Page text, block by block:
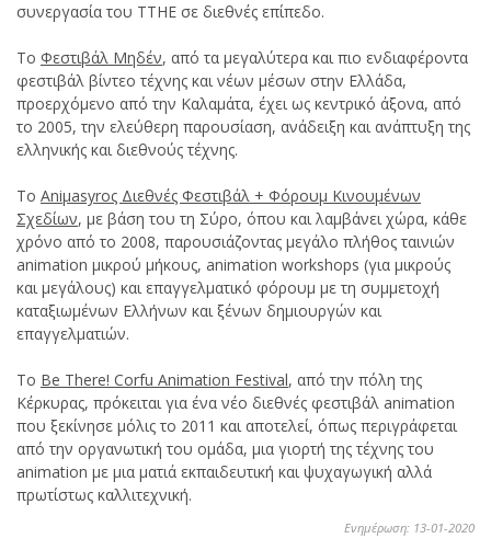
συνεργασία του ΤΤΗΕ σε διεθνές επίπεδο.
To Φεστιβάλ Μηδέν, από τα μεγαλύτερα και πιο ενδιαφέροντα
φεστιβάλ βίντεο τέχνης και νέων μέσων στην Ελλάδα,
προερχόμενο από την Καλαμάτα, έχει ως κεντρικό άξονα, από
το 2005, την ελεύθερη παρουσίαση, ανάδειξη και ανάπτυξη της
ελληνικής και διεθνούς τέχνης.
Το Αniμasyroς Διεθνές Φεστιβάλ + Φόρουμ Κινουμένων
Σχεδίων, με βάση του τη Σύρο, όπου και λαμβάνει χώρα, κάθε
χρόνο από το 2008, παρουσιάζοντας μεγάλο πλήθος ταινιών
animation μικρού μήκους, animation workshops (για μικρούς
και μεγάλους) και επαγγελματικό φόρουμ με τη συμμετοχή
καταξιωμένων Ελλήνων και ξένων δημιουργών και
επαγγελματιών.
Το Be There! Corfu Animation Festival, από την πόλη της
Κέρκυρας, πρόκειται για ένα νέο διεθνές φεστιβάλ animation
που ξεκίνησε μόλις το 2011 και αποτελεί, όπως περιγράφεται
από την οργανωτική του ομάδα, μια γιορτή της τέχνης του
animation με μια ματιά εκπαιδευτική και ψυχαγωγική αλλά
πρωτίστως καλλιτεχνική.
Ενημέρωση: 13-01-2020